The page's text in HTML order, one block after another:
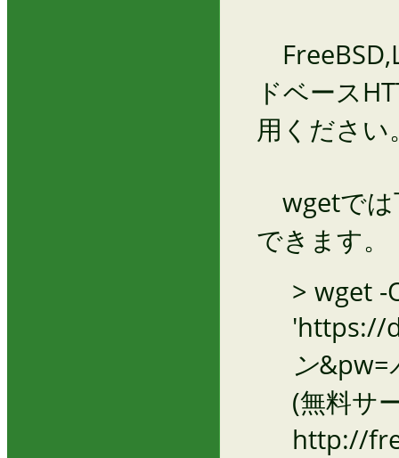
ドベース
用ください
wgetでは
できます。
> wget -
'https://
ン&pw=
(無料サ
http://